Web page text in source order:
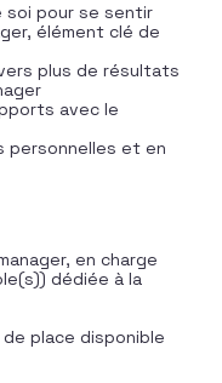
soi pour se sentir
élément clé de
plus de résultats
avec le
personnelles et en
en charge
dédiée à la
place disponible